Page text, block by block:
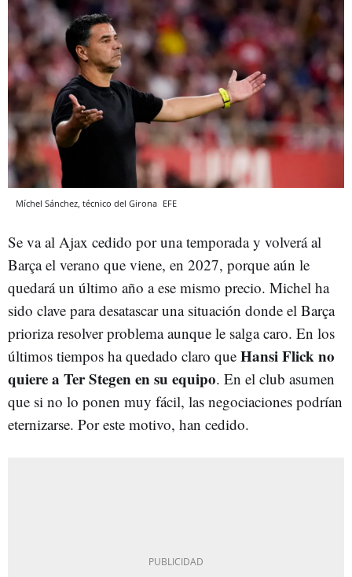
Míchel Sánchez, técnico del Girona EFE
Se va al Ajax cedido por una temporada y volverá al
Barça el verano que viene, en 2027, porque aún le
quedará un último año a ese mismo precio. Michel ha
sido clave para desatascar una situación donde el Barça
prioriza resolver problema aunque le salga caro. En los
últimos tiempos ha quedado claro que Hansi Flick no
quiere a Ter Stegen en su equipo. En el club asumen
que si no lo ponen muy fácil, las negociaciones podrían
eternizarse. Por este motivo, han cedido.